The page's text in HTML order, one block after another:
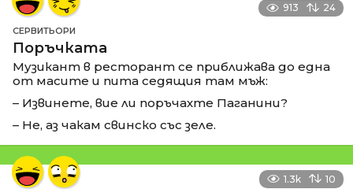
913 24
СЕРВИТЬОРИ
Поръчката
Музикант в ресторант се приближава до една
от масите и пита седящия там мъж:
– Извинете, вие ли поръчахте Паганини?
– Не, аз чакам свинско със зеле.
1.3k 10